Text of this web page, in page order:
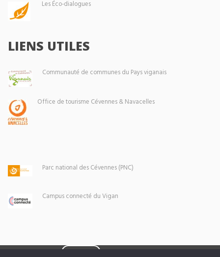
Les Éco-dialogues
LIENS UTILES
Communauté de communes du Pays viganais
Office de tourisme Cévennes & Navacelles
Parc national des Cévennes (PNC)
Campus connecté du Vigan